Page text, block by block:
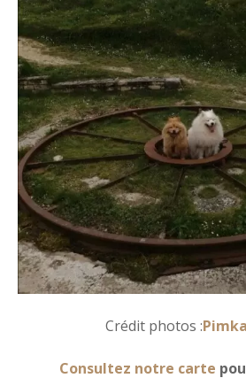
Crédit photos :
Consultez notre carte